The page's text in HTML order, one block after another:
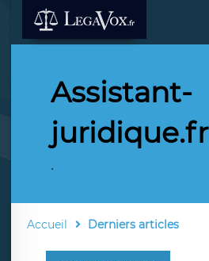
Assistant-
juridique.fr
.
Accueil Derniers articles